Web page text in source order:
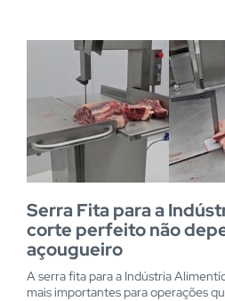
Serra Fita para a
corte perfeito não
açougueiro
A serra fita para a Indústria
mais importantes para operações